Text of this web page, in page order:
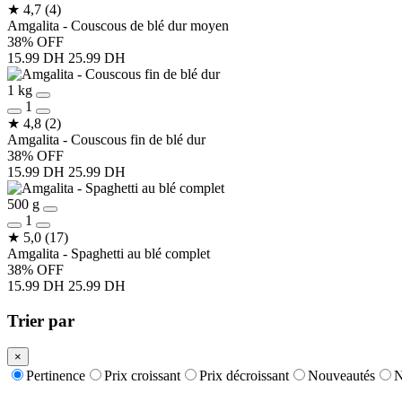
★ 4,7 (4)
Amgalita - Couscous de blé dur moyen
38% OFF
15.99 DH 25.99 DH
1 kg
1
★ 4,8 (2)
Amgalita - Couscous fin de blé dur
38% OFF
15.99 DH 25.99 DH
500 g
1
★ 5,0 (17)
Amgalita - Spaghetti au blé complet
38% OFF
15.99 DH 25.99 DH
Trier par
×
Pertinence Prix croissant Prix décroissant Nouveautés